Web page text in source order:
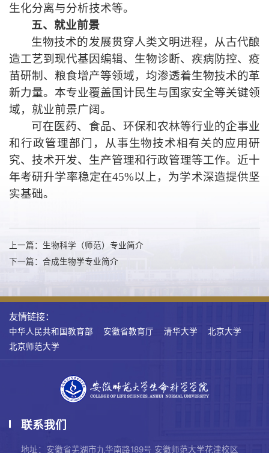
生化分离与分析技术等。
五、就业前景
生物技术的发展贯穿人类文明进程， 从古代酿
造工艺到 现代基因编辑、生物诊断、疾病防控、疫
苗研制、粮食增产等领域， 均渗透着生物技术的革
新力量。本专业覆盖国计民生与 国家安全等关键领
域，就业前景广阔。
可在医药、食品、环保和农林等行业的企事业
和行政管理部门 ， 从事生物技术相有关的应用研
究、技术开发、生产管理和行政管理等工作。近十
年考研升学率稳定在45%以上 ，为学术深造提供坚
实基础。
上一篇：生物科学（师范）专业简介
下一篇：合成生物学专业简介
友情链接：
中华人民共和国教育部 安徽省教育厅 清华大学
北京大学
北京师范大学
联系我们
地址：安徽省芜湖市九华南路189号 安徽师范大学花津校区